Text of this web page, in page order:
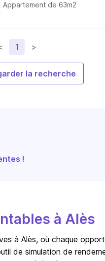
Appartement de 63m2
1 >
la recherche
!
à Alès
à Alès, où chaque
de simulation de